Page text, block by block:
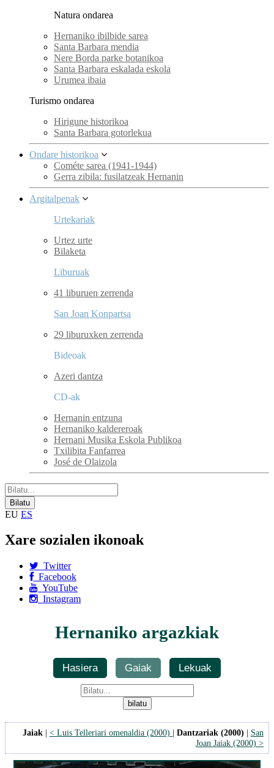
Natura ondarea
Hernaniko ibilbide sarea
Santa Barbara mendia
Nere Borda parke botanikoa
Santa Barbara eskalada eskola
Urumea ibaia
Turismo ondarea
Hirigune historikoa
Santa Barbara gotorlekua
Ondare historikoa
Cométe sarea (1941-1944)
Gerra zibila: fusilatzeak Hernanin
Argitalpenak
Urtekariak
Urtez urte
Bilaketa
Liburuak
41 liburuen zerrenda
San Joan Konpartsa
29 liburuxken zerrenda
Bideoak
Azeri dantza
CD-ak
Hernanin entzuna
Hernaniko kaldereroak
Hernani Musika Eskola Publikoa
Txilibita Fanfarrea
José de Olaizola
EU ES
Xare sozialen ikonoak
Twitter
Facebook
YouTube
Instagram
Hernaniko argazkiak
Hasiera Gaiak Lekuak
Jaiak | < Luis Telleriari omenaldia (2000) | Dantzariak (2000) | San
Joan Jaiak (2000) >